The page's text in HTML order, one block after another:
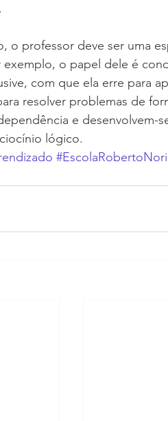
o professor deve ser uma
o papel dele é
com que ela erre para
resolver problemas de
e desenvolvem-
lógico.